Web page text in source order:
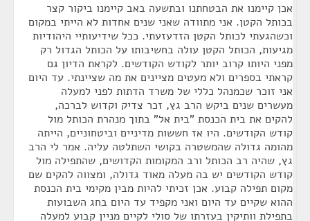
אכן קיימנו את הבטחתנו ובתשעה באב קיימנו ביקור קצר
בכותל הקטן. אני מתוודה שאני שנים אחדות לא הייתי במקום
וכשהגעתי לכותל הקטן הזדעזעתי. ככל שידיעותיי היהודיות
מגיעות, הכותל הקטן עולה בחשיבותו על הכותל הגדול רק
מפני היותו קרוב יותר לקודש הקודשים. לקראת הדיון גם
קראתי בספרים ולא מעטים מציינים את מה שציינתי. עד היום
אני זוכר שכמנהל כללי של משרד הדתות לפני למעלה
מעשרים שנים ביקש הרב גץ, זכר צדיק וקדוש לברכה,
להקים את בית הכנסת "בית אל" בתוך מנהרת הכותל מול
קודש הקודשים. היו אז חששות מדיניים וביטחוניים, הייתה
מהומה גדולה שהמשטרה בקושי השתלטה עליה. אמר לי הרב
גץ, שהיה רב הכותל ורב המקומות הקדושים, שהתפילה מול
קודש הקודשים יש בה מעלה מאוד גדולה, ומצווה להקים שם
מקום תפילה קבוע. אכן זכיתי להיות מבין מקימי בית הכנסת
ההוא שקיים עד היום ואני מקפיד עד היום בחג השבועות
בתפילת וותיקין בעזרתו של סולי לקיים מניין קבוע למעלה